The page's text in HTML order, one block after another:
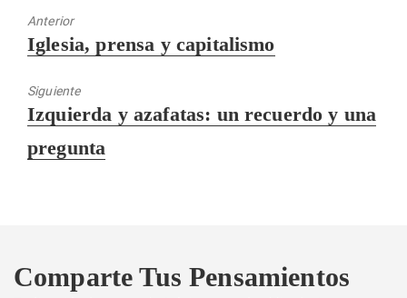
Anterior
Entrada
Iglesia, prensa y capitalismo
Siguiente
Entrada
Izquierda y azafatas: un recuerdo y una
pregunta
Comparte Tus Pensamientos